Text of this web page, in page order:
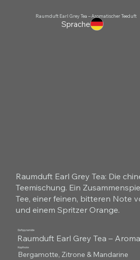
Sprache
Raumduft Earl Grey Tea – Aromatischer Teeduft
Raumduft Earl Grey Tea: Die
Teemischung. Ein
Tee, einer feinen, bitteren Note
und einem Spritzer Orange.
Duftpyramide
Raumduft Earl Grey Tea –
Kopfnote
Bergamotte, Zitrone & Mandarine